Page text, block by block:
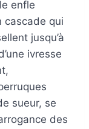
enfle
cascade qui
jusqu’à
ivresse
sueur, se
des